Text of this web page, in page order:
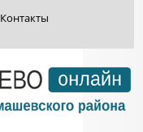
Контакты